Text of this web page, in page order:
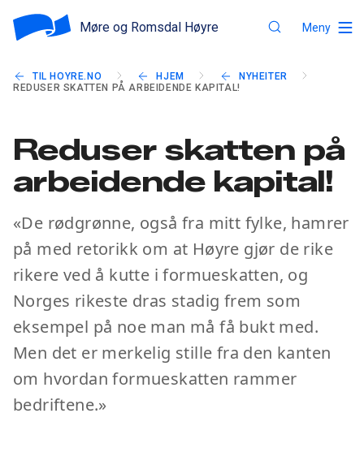
Møre og Romsdal Høyre Meny
TIL HOYRE.NO HJEM
NYHEITER
REDUSER SKATTEN PÅ ARBEIDENDE KAPITAL!
Reduser skatten på
arbeidende kapital!
«De rødgrønne, også fra mitt fylke, hamrer
på med retorikk om at Høyre gjør de rike
rikere ved å kutte i formueskatten, og
Norges rikeste dras stadig frem som
eksempel på noe man må få bukt med.
Men det er merkelig stille fra den kanten
om hvordan formueskatten rammer
bedriftene.»